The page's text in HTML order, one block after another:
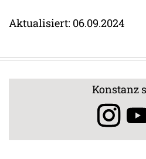
Aktualisiert: 06.09.2024
Konstanz